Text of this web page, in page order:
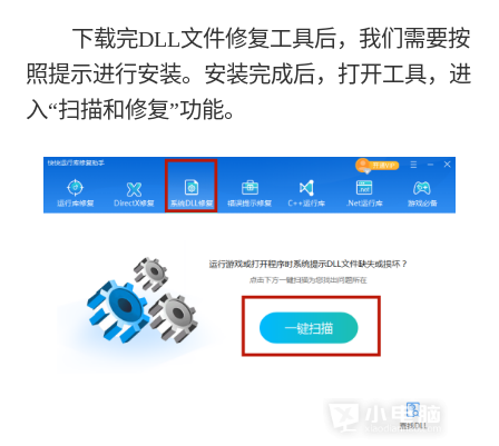
下载完DLL文件修复工具后，我们需要按
照提示进行安装。安装完成后，打开工具，进
入“扫描和修复”功能。